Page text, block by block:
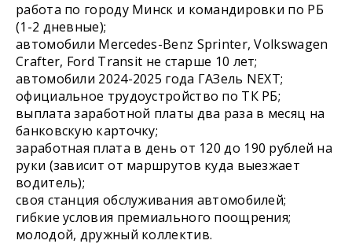
работа по городу Минск и командировки по РБ
(1-2 дневные);
автомобили Mercedes-Benz Sprinter, Volkswagen
Crafter, Ford Transit не старше 10 лет;
автомобили 2024-2025 года ГАЗель NEXT;
официальное трудоустройство по ТК РБ;
выплата заработной платы два раза в месяц на
банковскую карточку;
заработная плата в день от 120 до 190 рублей на
руки (зависит от маршрутов куда выезжает
водитель);
своя станция обслуживания автомобилей;
гибкие условия премиального поощрения;
молодой, дружный коллектив.